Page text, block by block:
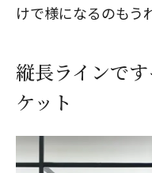
けで様になるのもう
縦長ラインで
ケット